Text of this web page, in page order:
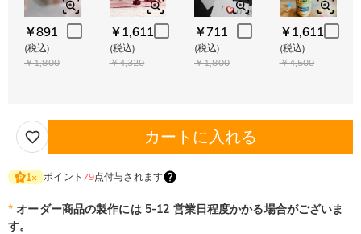
￥891
(税込)
￥1,800
￥1,611
(税込)
￥4,320
￥711
(税込)
￥1,800
￥1,611
(税込)
￥4,500
カートに入れる
1× ポイント 79点付与されます
* オーダー商品の製作には 5-12 営業日程度かかる場合がございま
す。